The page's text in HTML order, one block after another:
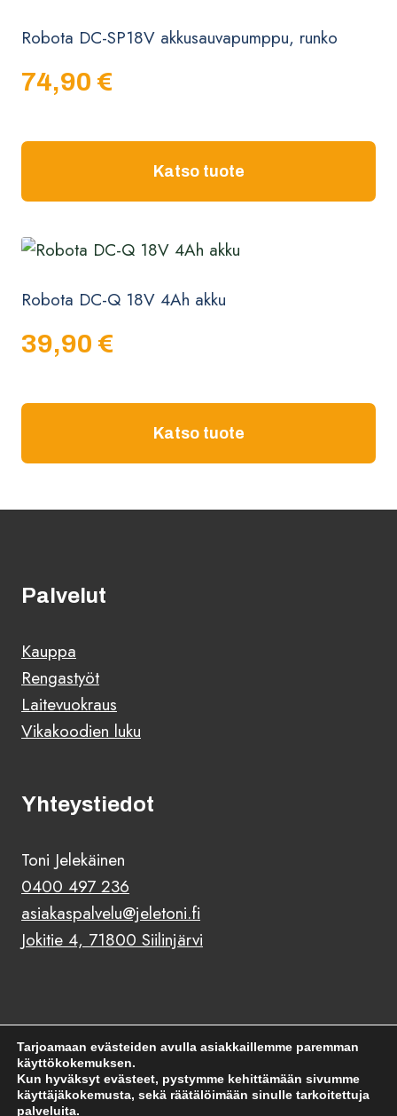
Robota DC-SP18V akkusauvapumppu, runko
74,90 €
Katso tuote
Robota DC-Q 18V 4Ah akku
39,90 €
Katso tuote
Palvelut
Kauppa
Rengastyöt
Laitevuokraus
Vikakoodien luku
Yhteystiedot
Toni Jelekäinen
0400 497 236
asiakaspalvelu@jeletoni.fi
Jokitie 4, 71800 Siilinjärvi
© 2026 Jeletoni |Maksu- ja toimitusehdot|
Tarjoamaan evästeiden avulla asiakkaillemme paremman
käyttökokemuksen.
Kun hyväksyt evästeet, pystymme kehittämään sivumme
käyttäjäkokemusta, sekä räätälöimään sinulle tarkoitettuja
palveluita.